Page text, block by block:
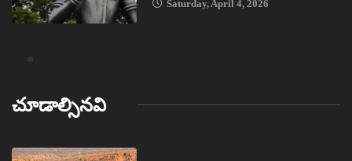
Saturday, April 4, 2026
చూడాల్సినవి